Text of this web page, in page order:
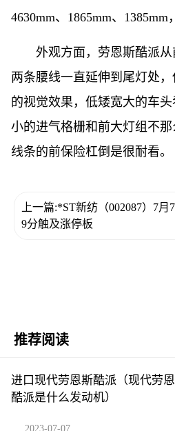
4630mm、1865mm、1385mm
外观方面，劳恩斯酷派
两条腰线一直延伸到尾灯处
的视觉效果，低矮宽大的车
小的进气格栅和前大灯组不
线条的前保险杠倒是很耐看。
上一篇:*ST新纺（002087）7月
9分触及涨停板
推荐阅读
进口现代劳恩斯酷派（现代劳
酷派是什么发动机）
2023-07-07